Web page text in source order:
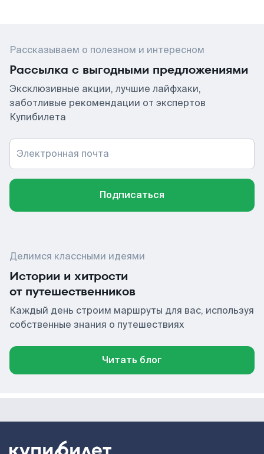
Рассказываем о полезном и интересном
Рассылка с выгодными предложениями
Эксклюзивные акции, лучшие лайфхаки,
заботливые рекомендации от экспертов
Купибилета
Электронная почта
Подписаться
Делимся классными идеями
Истории и хитрости
от путешественников
Каждый день строим маршруты для вас, используя
собственные знания о путешествиях
Читать блог